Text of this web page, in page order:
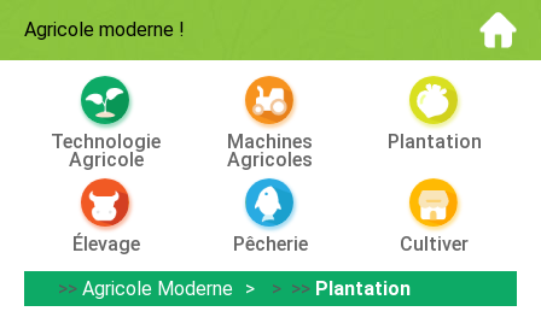
Agricole moderne !
Technologie
Agricole
Machines
Agricoles
Plantation
Élevage Pêcherie
Cultiver
>> Agricole Moderne > >> Plantation